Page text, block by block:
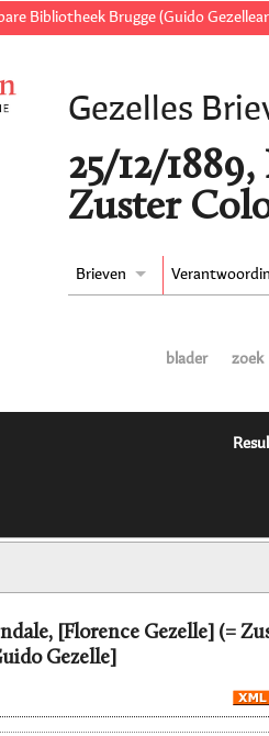
Bibliotheek Brugge (Guido
Gezelles
25/12/
Zuster
Brieven
blader zoek
[Florence Gezelle] (=
Gezelle]